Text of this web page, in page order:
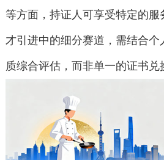
等方面，持证人可享受特定的服
才引进中的细分赛道，需结合个
质综合评估，而非单一的证书兑